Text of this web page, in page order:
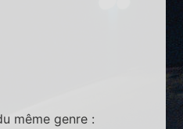
même genre :